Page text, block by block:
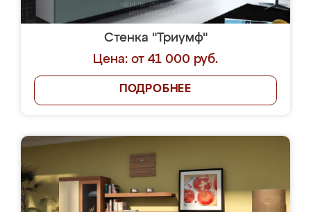
Стенка "Триумф"
Цена: от 41 000 руб.
ПОДРОБНЕЕ